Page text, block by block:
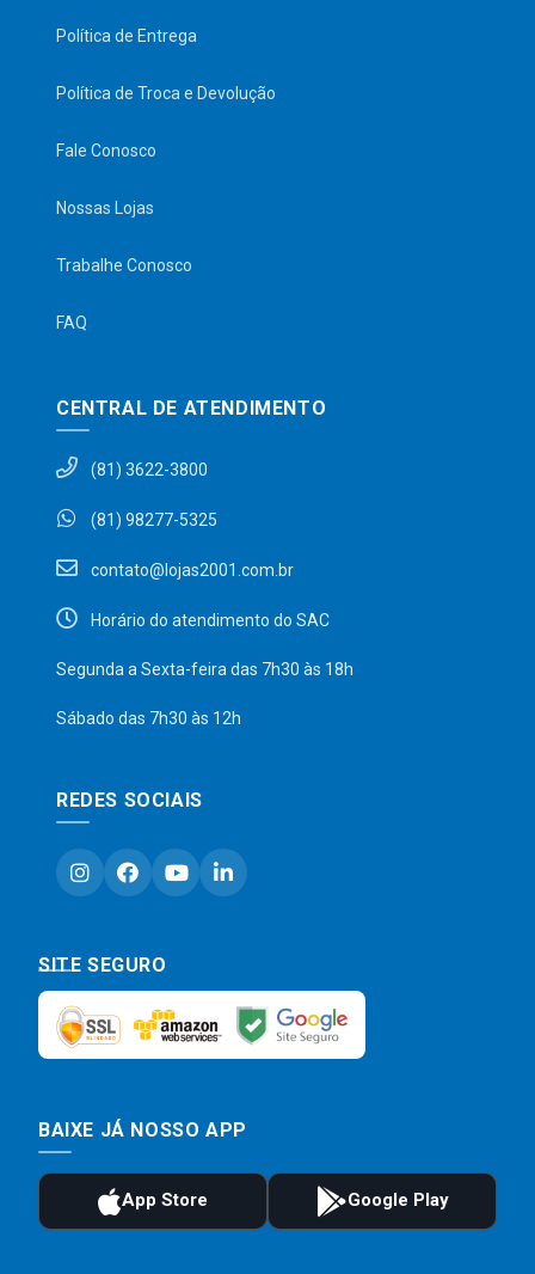
Política de Entrega
Política de Troca e Devolução
Fale Conosco
Nossas Lojas
Trabalhe Conosco
FAQ
CENTRAL DE ATENDIMENTO
(81) 3622-3800
(81) 98277-5325
contato@lojas2001.com.br
Horário do atendimento do SAC
Segunda a Sexta-feira das 7h30 às 18h
Sábado das 7h30 às 12h
REDES SOCIAIS
SITE SEGURO
BAIXE JÁ NOSSO APP